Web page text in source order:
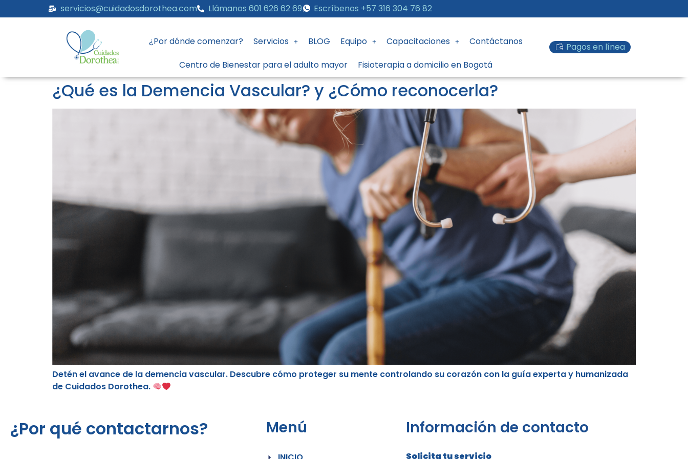
servicios@cuidadosdorothea.com Llámanos 601 626 62 69 Escríbenos +57 316 304 76 82
¿Por dónde comenzar? Servicios BLOG Equipo Capacitaciones
Contáctanos
Centro de Bienestar para el adulto mayor
Fisioterapia a domicilio en Bogotá
Pagos en línea
¿Qué es la Demencia Vascular? y ¿Cómo reconocerla?
Detén el avance de la demencia vascular. Descubre cómo proteger su mente controlando su corazón con la guía experta y humanizada
de Cuidados Dorothea.
¿Por qué contactarnos? Menú Información de contacto
Solicita tu servicio